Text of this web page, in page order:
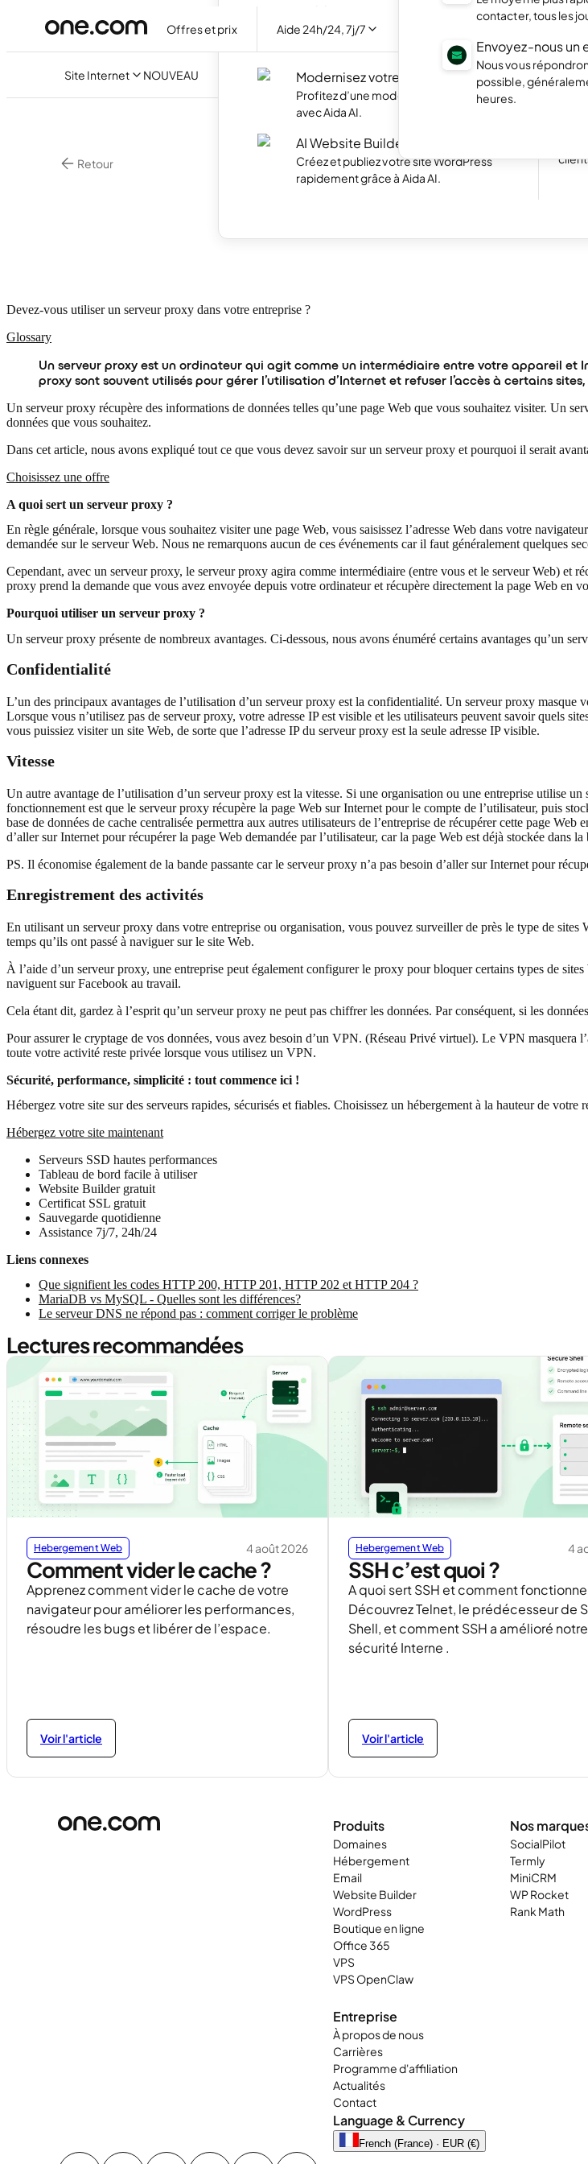
Offres et prix Aide 24h/24, 7j/7
contacter, tous les
Envoyez-nous un
Nous vous
possible,
heures.
Site Internet NOUVEAU
Créez votre propre site web en
Modernisez votre site NOUVEAU
Profitez d’une modernisation rapide
avec Aida AI.
AI Website Builder pour WP
Créez et publiez votre site WordPress
rapidement grâce à Aida AI.
Retour
Hebergement Web •4 min. de lecture
Qu’est ce qu’un
Devez-vous utiliser un serveur proxy dans votre entreprise ?
Glossary
Un serveur proxy est un ordinateur qui agit comme un intermédiaire entre votre appareil et
proxy sont souvent utilisés pour gérer l’utilisation d’Internet et refuser l’accès à certains
Un serveur proxy récupère des informations de données telles qu’une page Web que vous souhaitez visiter. Un
données que vous souhaitez.
Dans cet article, nous avons expliqué tout ce que vous devez savoir sur un serveur proxy et pourquoi il serait
Choisissez une offre
A quoi sert un serveur proxy ?
En règle générale, lorsque vous souhaitez visiter une page Web, vous saisissez l’adresse Web dans votre
demandée sur le serveur Web. Nous ne remarquons aucun de ces événements car il faut généralement quelques
Cependant, avec un serveur proxy, le serveur proxy agira comme intermédiaire (entre vous et le serveur Web) et
proxy prend la demande que vous avez envoyée depuis votre ordinateur et récupère directement la page Web en
Pourquoi utiliser un serveur proxy ?
Un serveur proxy présente de nombreux avantages. Ci-dessous, nous avons énuméré certains avantages qu’un
Confidentialité
L’un des principaux avantages de l’utilisation d’un serveur proxy est la confidentialité. Un serveur proxy masque
Lorsque vous n’utilisez pas de serveur proxy, votre adresse IP est visible et les utilisateurs peuvent savoir quels
vous puissiez visiter un site Web, de sorte que l’adresse IP du serveur proxy est la seule adresse IP visible.
Vitesse
Un autre avantage de l’utilisation d’un serveur proxy est la vitesse. Si une organisation ou une entreprise utilise
fonctionnement est que le serveur proxy récupère la page Web sur Internet pour le compte de l’utilisateur, puis
base de données de cache centralisée permettra aux autres utilisateurs de l’entreprise de récupérer cette page
d’aller sur Internet pour récupérer la page Web demandée par l’utilisateur, car la page Web est déjà stockée dans la
PS. Il économise également de la bande passante car le serveur proxy n’a pas besoin d’aller sur Internet pour
Enregistrement des activités
En utilisant un serveur proxy dans votre entreprise ou organisation, vous pouvez surveiller de près le type de
temps qu’ils ont passé à naviguer sur le site Web.
À l’aide d’un serveur proxy, une entreprise peut également configurer le proxy pour bloquer certains types de
naviguent sur Facebook au travail.
Cela étant dit, gardez à l’esprit qu’un serveur proxy ne peut pas chiffrer les données. Par conséquent, si les
Pour assurer le cryptage de vos données, vous avez besoin d’un VPN. (Réseau Privé virtuel). Le VPN masquera
toute votre activité reste privée lorsque vous utilisez un VPN.
Sécurité, performance, simplicité : tout commence ici !
Hébergez votre site sur des serveurs rapides, sécurisés et fiables. Choisissez un hébergement à la hauteur de votre
Hébergez votre site maintenant
Serveurs SSD hautes performances
Tableau de bord facile à utiliser
Website Builder gratuit
Certificat SSL gratuit
Sauvegarde quotidienne
Assistance 7j/7, 24h/24
Liens connexes
Que signifient les codes HTTP 200, HTTP 201, HTTP 202 et HTTP 204 ?
MariaDB vs MySQL - Quelles sont les différences?
Le serveur DNS ne répond pas : comment corriger le problème
Lectures recommandées
Hebergement Web 4 août 2026
Comment vider le cache ?
Apprenez comment vider le cache de votre
navigateur pour améliorer les performances,
résoudre les bugs et libérer de l’espace.
Voir l'article
Hebergement Web 4
SSH c’est quoi ?
A quoi sert SSH et comment
Découvrez Telnet, le prédécesseur de
Shell, et comment SSH a amélioré notre
sécurité Interne .
Voir l'article
Produits
Domaines
Hébergement
Email
Website Builder
WordPress
Boutique en ligne
Office 365
VPS
VPS OpenClaw
Nos
SocialPilot
Termly
MiniCRM
WP Rocket
Rank Math
Entreprise
À propos de nous
Carrières
Programme d'affiliation
Actualités
Contact
Language & Currency
French (France) · EUR (€)